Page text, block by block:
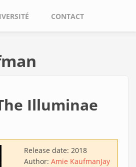
CONTACT
Illuminae
Release date: 2018
Author: Amie KaufmanJay